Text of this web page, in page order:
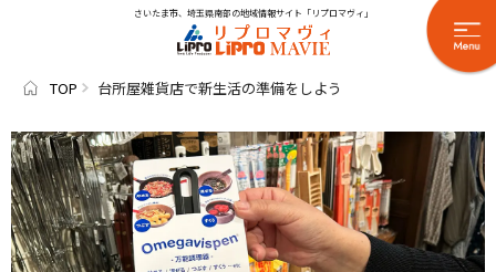
さいたま市、埼玉県南部の地域情報サイト「リプロマヴィ」
TOP 台所屋雑貨店で新生活の準備をしよう